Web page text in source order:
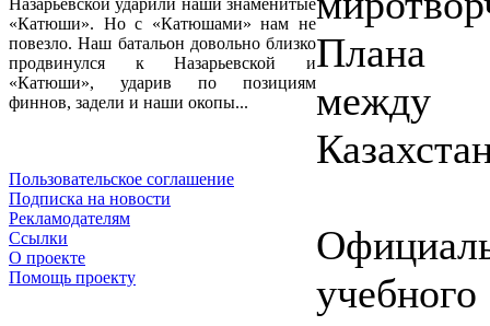
Назарьевской ударили наши знаменитые
«Катюши». Но с «Катюшами» нам не
повезло. Наш батальон довольно близко
продвинулся к Назарьевской и
«Катюши», ударив по позициям
финнов, задели и наши окопы...
Пользовательское соглашение
Подписка на новости
Рекламодателям
Ссылки
О проекте
Помощь проекту
Плана
между